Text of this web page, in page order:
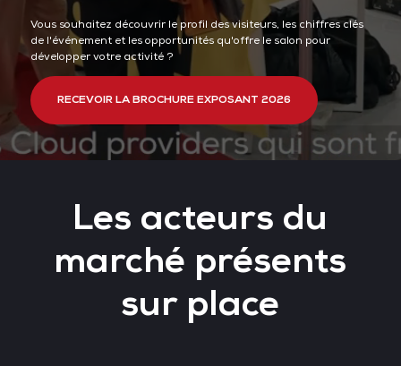
Vous souhaitez découvrir le profil des visiteurs, les chiffres clés
de l'événement et les opportunités qu'offre le salon pour
développer votre activité ?
RECEVOIR LA BROCHURE EXPOSANT 2026
Les acteurs du
marché présents
sur place